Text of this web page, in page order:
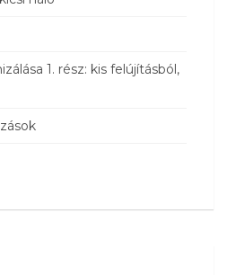
1. rész: kis felújításból,